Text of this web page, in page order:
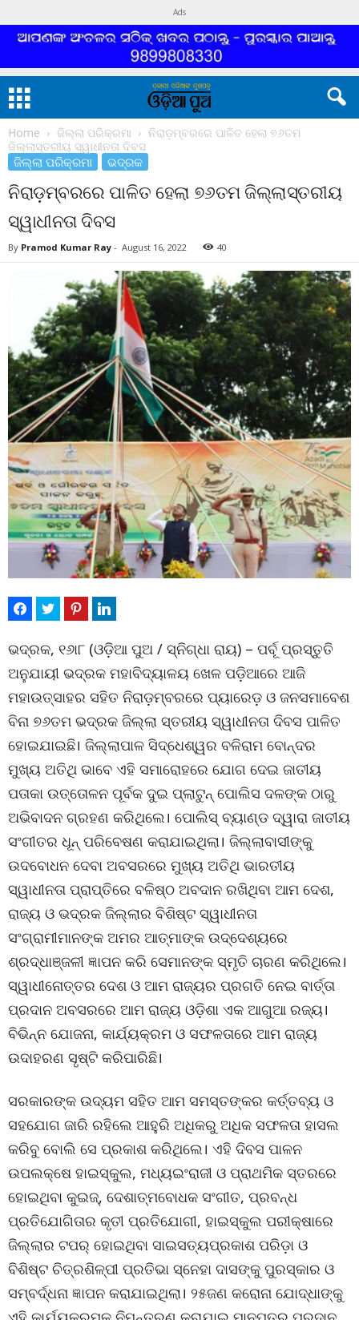
Ads
Home ଜିଲ୍ଲା ପରିକ୍ରମା
ନିରାଡ଼ମ୍ବରରେ ପାଳିତ ହେଲା ୭୬ତମ
ଜିଲ୍ଲାସ୍ତରୀୟ ସ୍ୱାଧୀନତା ଦିବସ
ଜିଲ୍ଲା ପରିକ୍ରମା ଭଦ୍ରକ
ନିରାଡ଼ମ୍ବରରେ ପାଳିତ ହେଲା ୭୬ତମ ଜିଲ୍ଲାସ୍ତରୀୟ
ସ୍ୱାଧୀନତା ଦିବସ
By Pramod Kumar Ray - August 16, 2022 40
ଭଦ୍ରକ, ୧୬ା୮ (ଓଡ଼ିଆ ପୁଅ / ସ୍ନିଗ୍ଧା ରାୟ) – ପର୍ବୂ ପ୍ରସ୍ତୁତି
ଅନୁଯାୟୀ ଭଦ୍ରକ ମହାବିଦ୍ୟାଳୟ ଖେଳ ପଡ଼ିଆରେ ଆଜି
ମହାଉତ୍ସାହର ସହିତ ନିରାଡ଼ମ୍ବରରେ ପ୍ୟାରେଡ଼ ଓ ଜନସମାବେଶ
ବିନା ୭୬ତମ ଭଦ୍ରକ ଜିଲ୍ଲା ସ୍ତରୀୟ ସ୍ୱାଧୀନତା ଦିବସ ପାଳିତ
ହୋଇଯାଇଛି। ଜିଲ୍ଲାପାଳ ସିଦ୍ଧେଶ୍ୱର ବଳିରାମ ବୋନ୍ଦର
ମୁଖ୍ୟ ଅତିଥି ଭାବେ ଏହି ସମାରୋହରେ ଯୋଗ ଦେଇ ଜାତୀୟ
ପତାକା ଉତ୍ତୋଳନ ପୂର୍ବକ ଦୁଇ ପ୍ଲାଟୁନ୍ ପୋଲିସ ଦଳଙ୍କ ଠାରୁ
ଅଭିବାଦନ ଗ୍ରହଣ କରିଥିଲେ। ପୋଲିସ୍ ବ୍ୟାଣ୍ଡ ଦ୍ୱାରା ଜାତୀୟ
ସଂଗୀତର ଧୂନ୍ ପରିବେଷଣ କରାଯାଇଥିଲା। ଜିଲ୍ଲାବାସୀଙ୍କୁ
ଉଦବୋଧନ ଦେବା ଅବସରରେ ମୁଖ୍ୟ ଅତିଥି ଭାରତୀୟ
ସ୍ୱାଧୀନତା ପ୍ରାପ୍ତିରେ ବଳିଷ୍ଠ ଅବଦାନ ରଖିଥିବା ଆମ ଦେଶ,
ରାଜ୍ୟ ଓ ଭଦ୍ରକ ଜିଲ୍ଲାର ବିଶିଷ୍ଟ ସ୍ୱାଧୀନତା
ସଂଗ୍ରାମୀମାନଙ୍କ ଅମର ଆତ୍ମାଙ୍କ ଉଦ୍ଦେଶ୍ୟରେ
ଶ୍ରଦ୍ଧାଞ୍ଜଳୀ ଜ୍ଞାପନ କରି ସେମାନଙ୍କ ସ୍ମୃତି ଚାରଣ କରିଥିଲେ।
ସ୍ୱାଧୀନୋତ୍ତର ଦେଶ ଓ ଆମ ରାଜ୍ୟର ପ୍ରଗତି ନେଇ ବାର୍ତ୍ତା
ପ୍ରଦାନ ଅବସରରେ ଆମ ରାଜ୍ୟ ଓଡ଼ିଶା ଏକ ଆଗୁଆ ରଜ୍ୟ।
ବିଭିନ୍ନ ଯୋଜନା, କାର୍ଯ୍ୟକ୍ରମ ଓ ସଫଳତାରେ ଆମ ରାଜ୍ୟ
ଉଦାହରଣ ସୃଷ୍ଟି କରିପାରିଛି।
ସରକାରଙ୍କ ଉଦ୍ୟମ ସହିତ ଆମ ସମସ୍ତଙ୍କର କର୍ତ୍ତବ୍ୟ ଓ
ସହଯୋଗ ଜାରି ରହିଲେ ଆହୁରି ଅଧିକରୁ ଅଧିକ ସଫଳତା ହାସଲ
କରିବୁ ବୋଲି ସେ ପ୍ରକାଶ କରିଥିଲେ। ଏହି ଦିବସ ପାଳନ
ଉପଲକ୍ଷେ ହାଇସ୍କୁଲ, ମଧ୍ୟଇଂରାଜୀ ଓ ପ୍ରାଥମିକ ସ୍ତରରେ
ହୋଇଥିବା କୁଇଜ୍‌, ଦେଶାତ୍ମବୋଧକ ସଂଗୀତ, ପ୍ରବନ୍ଧ
ପ୍ରତିଯୋଗିତାର କୃତୀ ପ୍ରତିଯୋଗୀ, ହାଇସ୍କୁଲ ପରୀକ୍ଷାରେ
ଜିଲ୍ଲାର ଟପର୍ ହୋଇଥିବା ସାଇସତ୍ୟପ୍ରକାଶ ପରିଡ଼ା ଓ
ବିଶିଷ୍ଟ ଚିତ୍ରଶିଳ୍ପୀ ପ୍ରତିଭା ସ୍ନେହା ଦାସଙ୍କୁ ପୁରସ୍କାର ଓ
ସମ୍ବର୍ଦ୍ଧନା ଜ୍ଞାପନ କରାଯାଇଥିଲା। ୨୫ଜଣ କରୋନା ଯୋଦ୍ଧାଙ୍କୁ